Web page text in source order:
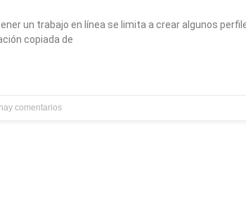
un trabajo en línea se limita a crear algunos
copiada de
comentarios